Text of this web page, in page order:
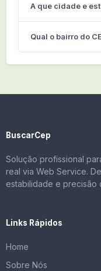
A que cidade e
Qual o bairro do
BuscarCep
Solução profissional
real via Web Service.
estabilidade e precisão
Links Rápidos
Home
Sobre Nós